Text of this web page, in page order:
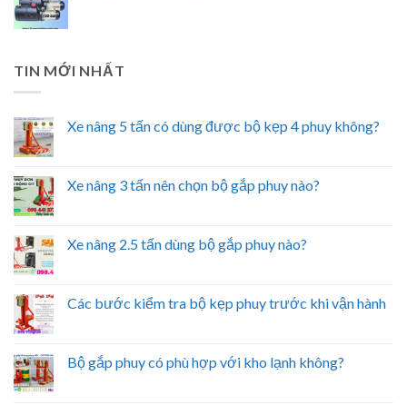
TIN MỚI NHẤT
Xe nâng 5 tấn có dùng được bộ kẹp 4 phuy không?
Xe nâng 3 tấn nên chọn bộ gắp phuy nào?
Xe nâng 2.5 tấn dùng bộ gắp phuy nào?
Các bước kiểm tra bộ kẹp phuy trước khi vận hành
Bộ gắp phuy có phù hợp với kho lạnh không?